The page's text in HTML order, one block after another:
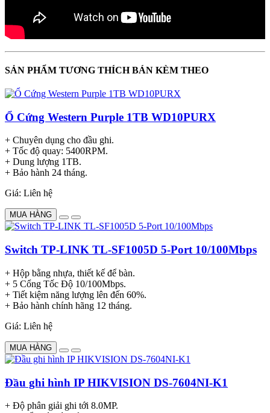
SẢN PHẨM TƯƠNG THÍCH BÁN KÈM THEO
Ổ Cứng Western Purple 1TB WD10PURX
+ Chuyên dụng cho đầu ghi.
+ Tốc độ quay: 5400RPM.
+ Dung lượng 1TB.
+ Bảo hành 24 tháng.
Giá: Liên hệ
MUA HÀNG
Switch TP-LINK TL-SF1005D 5-Port 10/100Mbps
+ Hộp bằng nhựa, thiết kế để bàn.
+ 5 Cổng Tốc Độ 10/100Mbps.
+ Tiết kiệm năng lượng lên đến 60%.
+ Bảo hành chính hãng 12 tháng.
Giá: Liên hệ
MUA HÀNG
Đầu ghi hình IP HIKVISION DS-7604NI-K1
+ Độ phân giải ghi tới 8.0MP.